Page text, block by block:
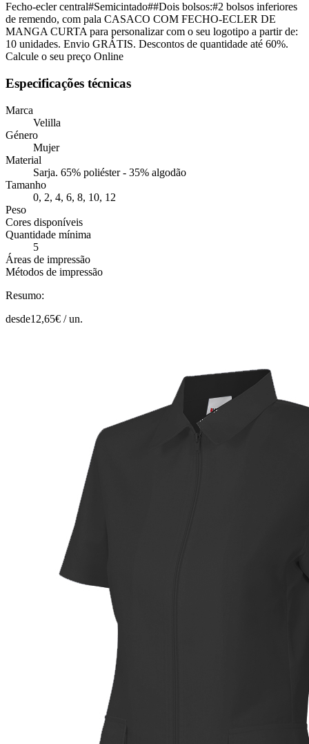
Fecho-ecler central#Semicintado##Dois bolsos:#2 bolsos inferiores
de remendo, com pala CASACO COM FECHO-ECLER DE
MANGA CURTA para personalizar com o seu logotipo a partir de:
10 unidades. Envio GRÁTIS. Descontos de quantidade até 60%.
Calcule o seu preço Online
Especificações técnicas
Marca
Velilla
Género
Mujer
Material
Sarja. 65% poliéster - 35% algodão
Tamanho
0, 2, 4, 6, 8, 10, 12
Peso
Cores disponíveis
Quantidade mínima
5
Áreas de impressão
Métodos de impressão
Resumo:
desde12,65€ /un.